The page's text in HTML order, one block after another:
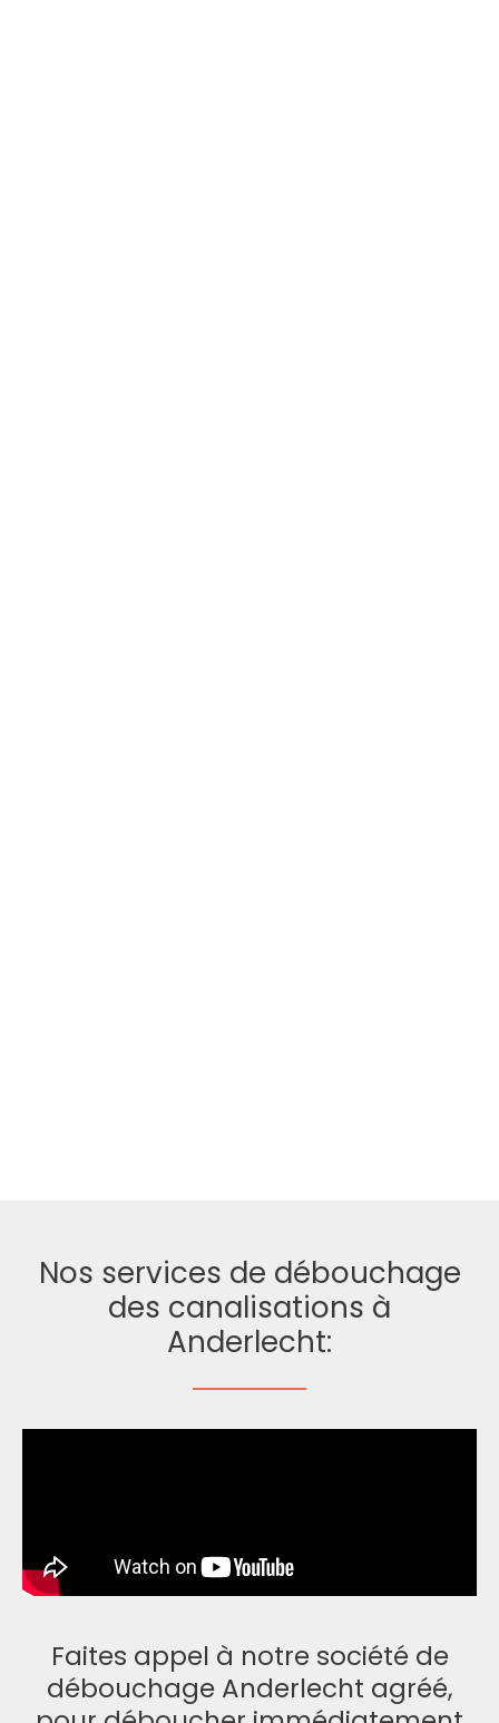
Nos services de débouchage
des canalisations à
Anderlecht:
Faites appel à notre société de
débouchage Anderlecht agréé,